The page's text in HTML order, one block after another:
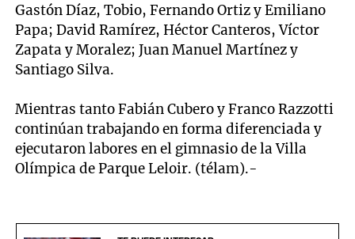
Gastón Díaz, Tobio, Fernando Ortiz y Emiliano
Papa; David Ramírez, Héctor Canteros, Víctor
Zapata y Moralez; Juan Manuel Martínez y
Santiago Silva.
Mientras tanto Fabián Cubero y Franco Razzotti
continúan trabajando en forma diferenciada y
ejecutaron labores en el gimnasio de la Villa
Olímpica de Parque Leloir. (télam).-